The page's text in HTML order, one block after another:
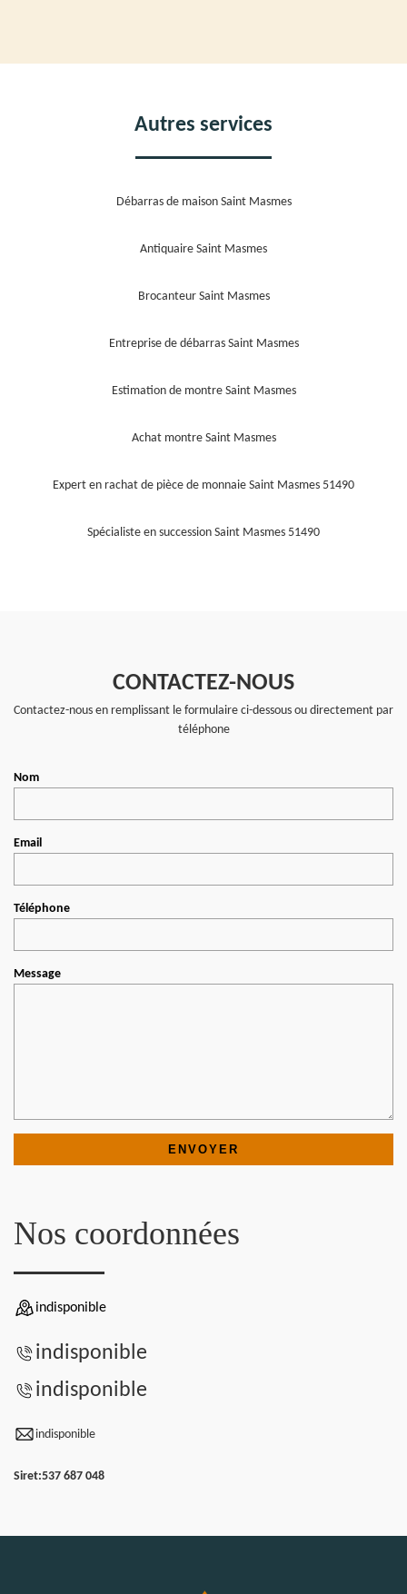
Autres services
Débarras de maison Saint Masmes
Antiquaire Saint Masmes
Brocanteur Saint Masmes
Entreprise de débarras Saint Masmes
Estimation de montre Saint Masmes
Achat montre Saint Masmes
Expert en rachat de pièce de monnaie Saint Masmes 51490
Spécialiste en succession Saint Masmes 51490
CONTACTEZ-NOUS
Contactez-nous en remplissant le formulaire ci-dessous ou directement par
téléphone
Nom
Email
Téléphone
Message
Nos coordonnées
indisponible
indisponible
indisponible
indisponible
Siret:537 687 048